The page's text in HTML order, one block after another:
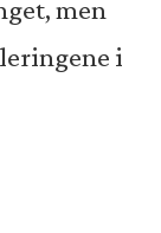
men
i